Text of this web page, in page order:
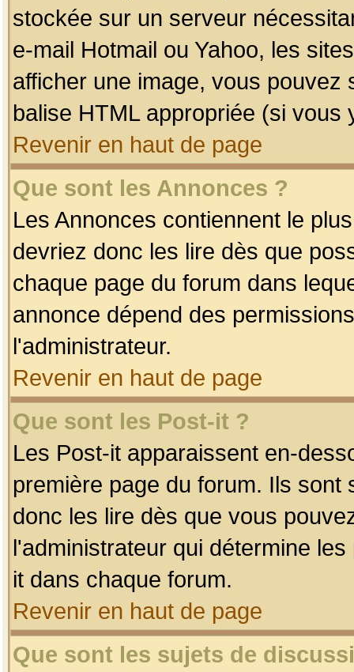
stockée sur un serveur
e-mail Hotmail ou Yahoo, les
afficher une image, vous pouvez
balise HTML appropriée (si vous
Revenir en haut de page
Que sont les Annonces ?
Les Annonces contiennent le
devriez donc les lire dès que
chaque page du forum dans
annonce dépend des
l'administrateur.
Revenir en haut de page
Que sont les Post-it ?
Les Post-it apparaissent en-
première page du forum. Ils
donc les lire dès que vous
l'administrateur qui détermine
it dans chaque forum.
Revenir en haut de page
Que sont les sujets de